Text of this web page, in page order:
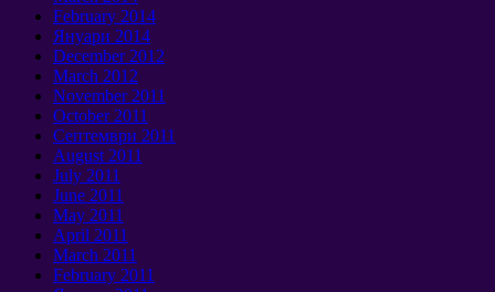
February 2014
Януари 2014
December2012
March 2012
November2011
October2011
Септември 2011
August 2011
July 2011
June 2011
May 2011
April 2011
March 2011
February 2011